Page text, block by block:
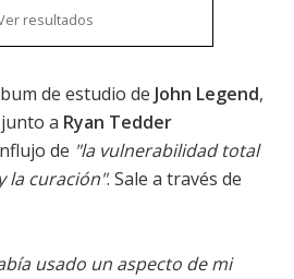
resultados
de estudio de John Legend,
a Ryan Tedder
de "la vulnerabilidad total
la curación". Sale a través de
usado un aspecto de mi